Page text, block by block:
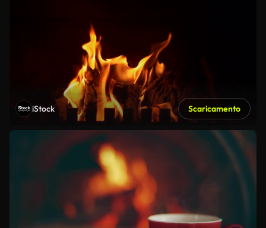
iStock Scaricamento